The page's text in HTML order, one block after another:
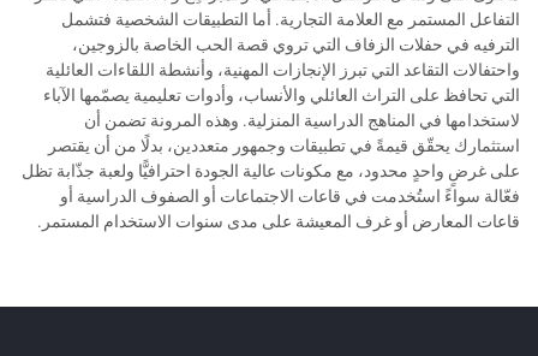
التفاعل المستمر مع العلامة التجارية. أما التطبيقات الشخصية فتشمل
الترفيه في حفلات الزفاف التي تروي قصة الحب الخاصة بالزوجين،
واحتفالات التقاعد التي تبرز الإنجازات المهنية، وأنشطة اللقاءات العائلية
التي تحافظ على التراث العائلي والأنساب، وأدوات تعليمية يصمّمها الآباء
لاستخدامها في المناهج الدراسية المنزلية. وهذه المرونة تضمن أن
استثمارك يحقّق قيمةً في تطبيقات وجمهور متعددين، بدلًا من أن يقتصر
على غرضٍ واحدٍ محدود، مع مكونات عالية الجودة احترافيًّا ولعبة جذّابة تظل
فعّالة سواءً استُخدمت في قاعات الاجتماعات أو الصفوف الدراسية أو
قاعات المعارض أو غرف المعيشة على مدى سنوات الاستخدام المستمر.